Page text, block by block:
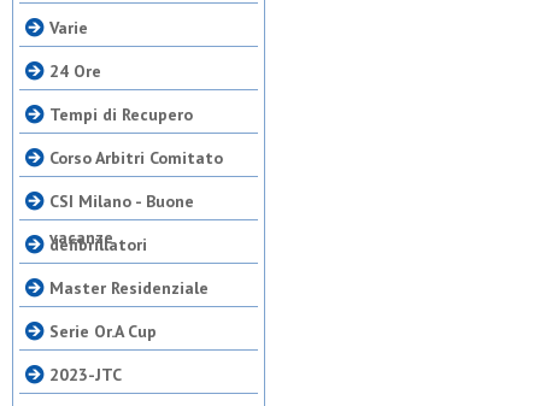
Varie
24 Ore
Tempi di Recupero
Corso Arbitri Comitato
CSI Milano - Buone
vacanze
defibrillatori
Master Residenziale
Serie Or.A Cup
2023-JTC